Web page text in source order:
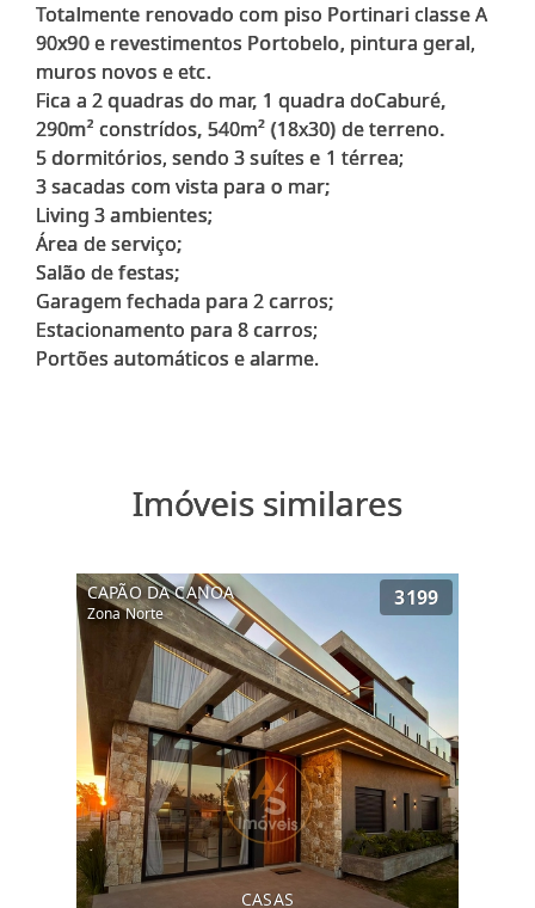
Totalmente renovado com piso Portinari classe A
90x90 e revestimentos Portobelo, pintura geral,
muros novos e etc.
Fica a 2 quadras do mar, 1 quadra doCaburé,
290m² constrídos, 540m² (18x30) de terreno.
5 dormitórios, sendo 3 suítes e 1 térrea;
3 sacadas com vista para o mar;
Living 3 ambientes;
Área de serviço;
Salão de festas;
Garagem fechada para 2 carros;
Estacionamento para 8 carros;
Imóveis similares
CAPÃO DA CANOA
Zona Norte
3199
CASAS